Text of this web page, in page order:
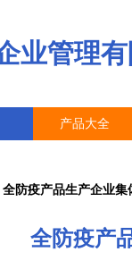
业管理有
产品大全
全防疫产品生产企业
全防疫产